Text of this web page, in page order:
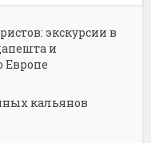
экскурсии в
и
Европе
кальянов